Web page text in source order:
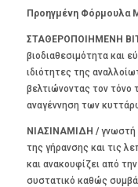
Προηγμένη Φόρμουλα
ΣΤΑΘΕΡΟΠΟΙΗΜΕΝΗ
βιοδιαθεσιμότητα και
ιδιότητες της
βελτιώνοντας τον τόνο
αναγέννηση των
ΝΙΑΣΙΝΑΜΙΔΗ /γνωστή
της γήρανσης και τις
και ανακουφίζει από
συστατικό καθώς